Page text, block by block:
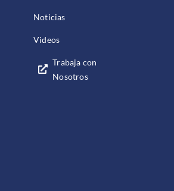
Noticias
Videos
Trabaja con
Nosotros